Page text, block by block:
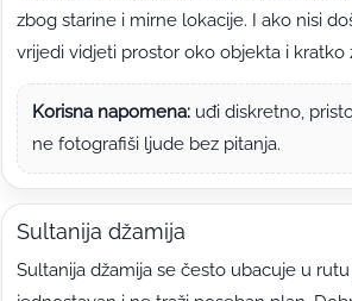
zbog starine i mirne lokacije. I ako nisi
vrijedi vidjeti prostor oko objekta i kratko
Korisna napomena: uđi diskretno,
ne fotografiši ljude bez pitanja.
Sultanija džamija
Sultanija džamija se često ubacuje u